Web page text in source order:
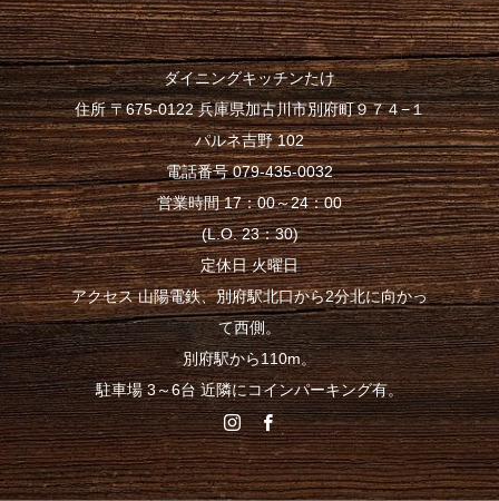
ダイニングキッチンたけ
住所 〒675-0122 兵庫県加古川市別府町９７４−１
パルネ吉野 102
電話番号 079-435-0032
営業時間 17：00～24：00
(L.O. 23：30)
定休日 火曜日
アクセス 山陽電鉄、別府駅北口から2分北に向かっ
て西側。
別府駅から110m。
駐車場 3～6台 近隣にコインパーキング有。